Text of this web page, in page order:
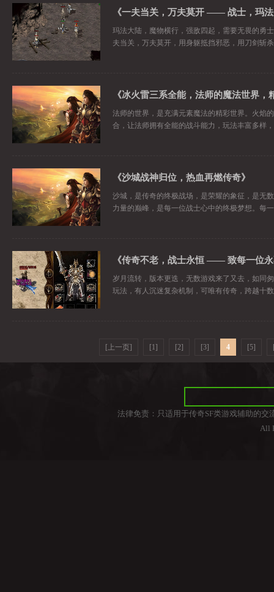
玛法大陆，魔物横行，强敌四起，需要无畏的勇
夫当关，万夫莫开，用身躯抵挡邪恶，用刀剑斩
《冰火雷三系全能，法师的魔法世界，
法师的世界，是充满元素魔法的精彩世界。火焰
合，让法师拥有全能的战斗能力，玩法丰富多样
《沙城战神归位，热血再燃传奇》
沙城，是传奇的终极战场，是荣耀的象征，是无
力量的巅峰，是每一位战士心中的终极梦想。每
岁月流转，版本更迭，无数游戏来了又去，如同
玩法，有人沉迷复杂机制，可唯有传奇，跨越十
[上一页] [1] [2] [3] 4 [5]
法律免责：只适用于传奇SF类游戏辅助的
All